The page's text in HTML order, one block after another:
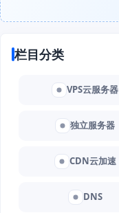
栏目分类
VPS云服务器
独立服务器
CDN云加速
DNS